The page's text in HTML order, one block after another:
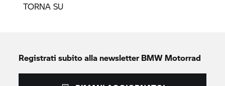
TORNA SU
Registrati subito alla newsletterBMW Motorrad